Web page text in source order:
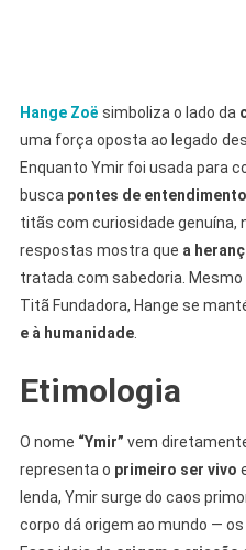
Hange Zoë simboliza o lado da
uma força oposta ao legado
Enquanto Ymir foi usada para
busca pontes de
titãs com curiosidade genuína,
respostas mostra que a
tratada com sabedoria.
Titã Fundadora, Hange se
e à humanidade.
Etimologia
O nome “Ymir” vem
representa o primeiro ser vivo
lenda, Ymir surge do caos
corpo dá origem ao mundo —